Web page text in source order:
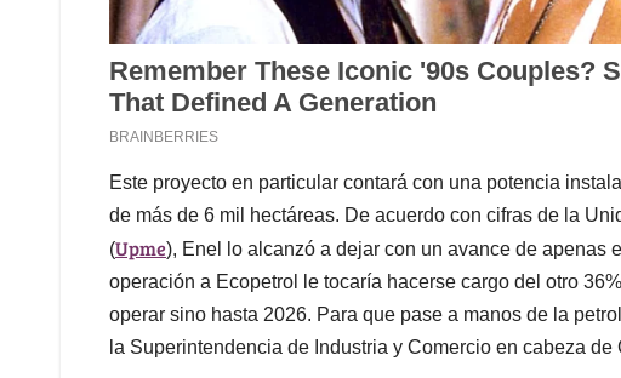
Este proyecto en particular contará con una potencia
de más de 6 mil hectáreas. De acuerdo con cifras de la
(Upme), Enel lo alcanzó a dejar con un avance de apenas
operación a Ecopetrol le tocaría hacerse cargo del otro
operar sino hasta 2026. Para que pase a manos de la
la Superintendencia de Industria y Comercio en cabeza de